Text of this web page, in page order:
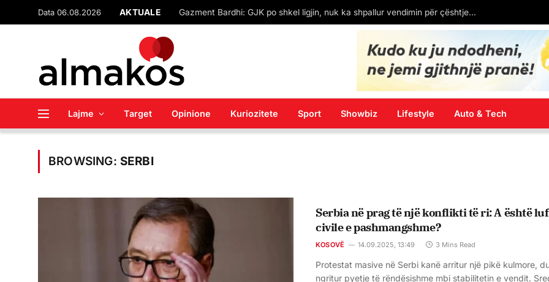
Data 06.08.2026 AKTUALE Gazment Bardhi: GJK po shkel ligjin, nuk ka shpallur vendimin për çështjen e emërimit të Ministres virtuale ‘Diella’
Lajme Target Opinione Kuriozitete Sport Showbiz Lifestyle Auto & Tech
BROWSING: SERBI
Serbia në prag të një konflikti të ri: A është
civile e pashmangshme?
KOSOVË 14.09.2025, 13:49 3 Mins Read
Protestat masive në Serbi kanë arritur një pikë kulmore,
ngritur pyetje të rëndësishme mbi stabilitetin e vendit.